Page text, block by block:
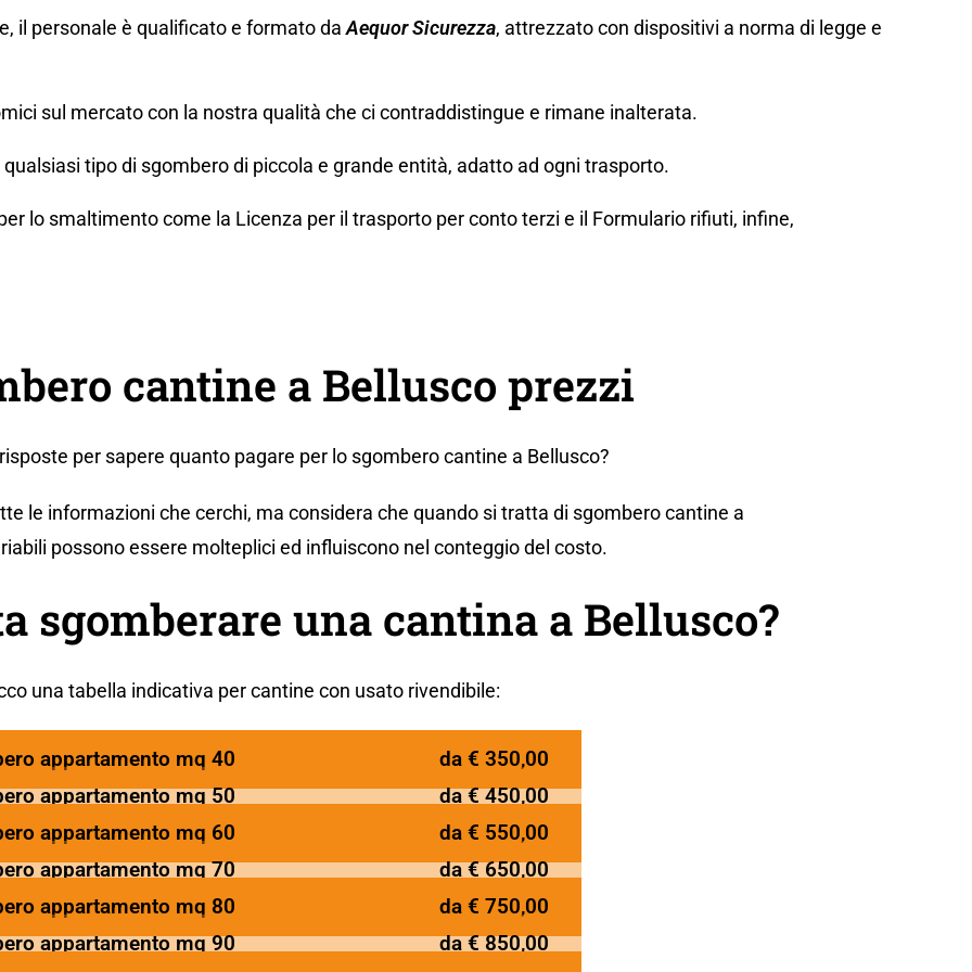
il personale è qualificato e formato daAequor Sicurezza, attrezzato con dispositivi a norma di legge e
sul mercato con la nostra qualità che ci contraddistingue e rimane inalterata.
tipo di sgombero di piccola e grande entità, adatto ad ogni trasporto.
lo smaltimento come la Licenza per il trasporto per conto terzi e il Formulario rifiuti, infine,
cantine a Bellusco prezzi
per sapere quanto pagare per lo sgombero cantine a Bellusco?
le informazioni che cerchi, ma considera che quando si tratta di sgombero cantine a
possono essere molteplici ed influiscono nel conteggio del costo.
sgomberare una cantina a Bellusco?
una tabella indicativa per cantine con usato rivendibile:
appartamento mq 40
da € 350,00
appartamento mq 50
da € 450,00
appartamento mq 60
da € 550,00
appartamento mq 70
da € 650,00
appartamento mq 80
da € 750,00
appartamento mq 90
da € 850,00